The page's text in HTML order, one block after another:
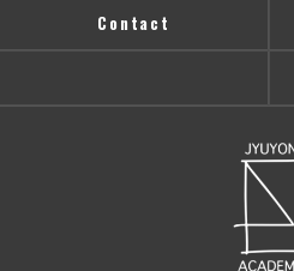
Contact